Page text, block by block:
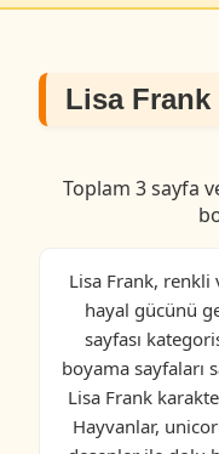
Lisa Frank
Toplam 3 sayfa
Lisa Frank, renkli
hayal gücünü
sayfası
boyama sayfaları
Lisa Frank
Hayvanlar,